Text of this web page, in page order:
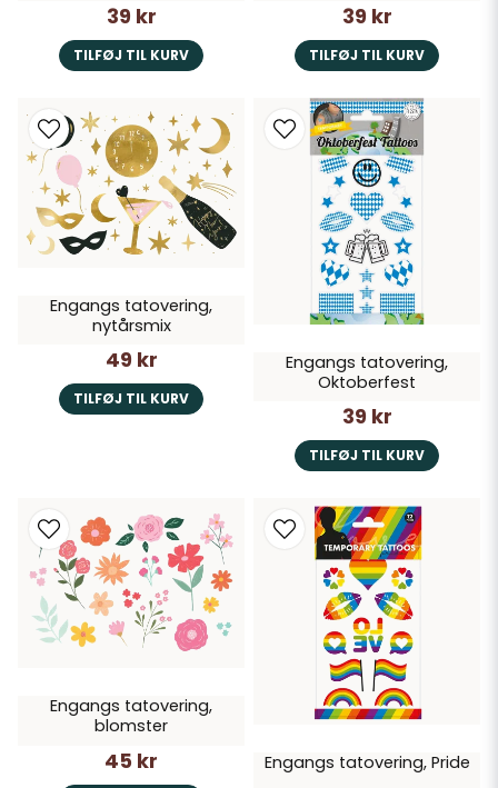
39 kr
TILFØJ TIL KURV
39 kr
TILFØJ TIL KURV
Engangs tatovering,
nytårsmix
49 kr
TILFØJ TIL KURV
Engangs tatovering,
Oktoberfest
39 kr
TILFØJ TIL KURV
Engangs tatovering,
blomster
45 kr Engangs tatovering, Pride